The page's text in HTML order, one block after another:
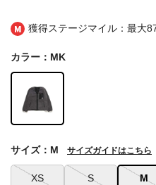
獲得ステージマイル：最大
カラー：MK
XS S M
サイズ：M サイズガイドはこちら